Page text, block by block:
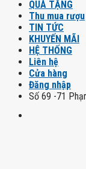
QUÀ TẶNG
Thu mua rượu
TIN TỨC
KHUYẾN MÃI
HỆ THỐNG
Liên hệ
Cửa hàng
Đăng nhập
Số 69 -71